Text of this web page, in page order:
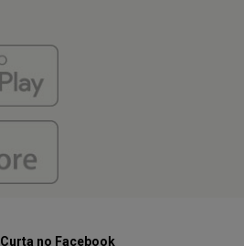
Curta no Facebook